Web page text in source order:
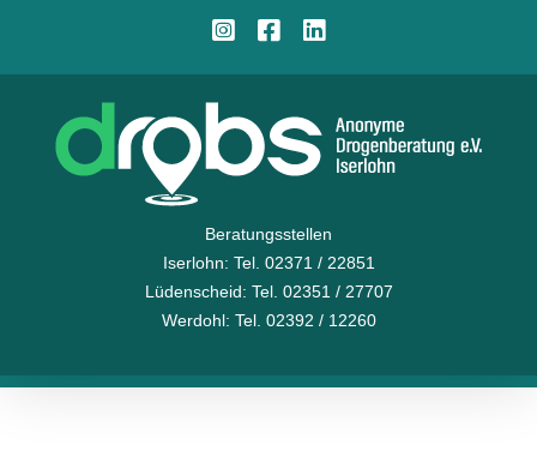
Instagram
Facebook
Beratungsstellen
Iserlohn: Tel. 02371 / 22851
Lüdenscheid: Tel. 02351 / 27707
Werdohl: Tel. 02392 / 12260